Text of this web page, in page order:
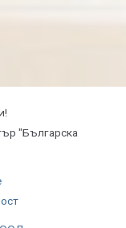
"Българска